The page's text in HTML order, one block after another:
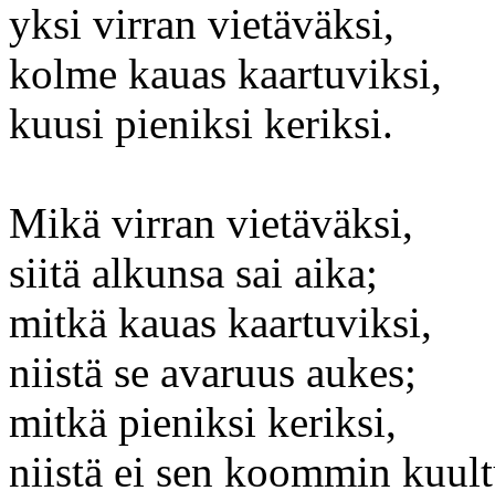
yksi virran vietäväksi,
kolme kauas kaartuviksi,
kuusi pieniksi keriksi.
Mikä virran vietäväksi,
siitä alkunsa sai aika;
mitkä kauas kaartuviksi,
niistä se avaruus aukes;
mitkä pieniksi keriksi,
niistä ei sen koommin